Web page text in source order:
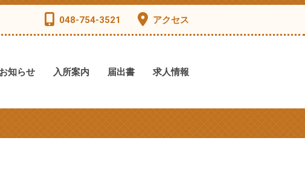
048-754-3521 アクセス
お知らせ 入所案内 届出書 求人情報